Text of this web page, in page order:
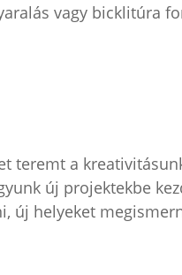
vagy bicklitúra
teremt a
új projektekbe
új helyeket